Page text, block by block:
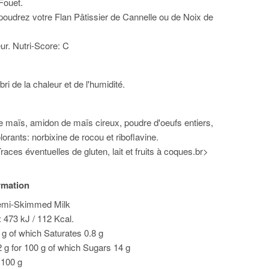
votre Flan Pâtissier de Cannelle ou de Noix de
Nutri-Score: C
de la chaleur et de l'humidité.
maïs, amidon de maïs cireux, poudre d'oeufs entiers,
norbixine de rocou et riboflavine.
éventuelles de gluten, lait et fruits à coques.br>
Skimmed Milk
kJ / 112 Kcal.
of which Saturates 0.8 g
g for 100 g of which Sugars 14 g
g